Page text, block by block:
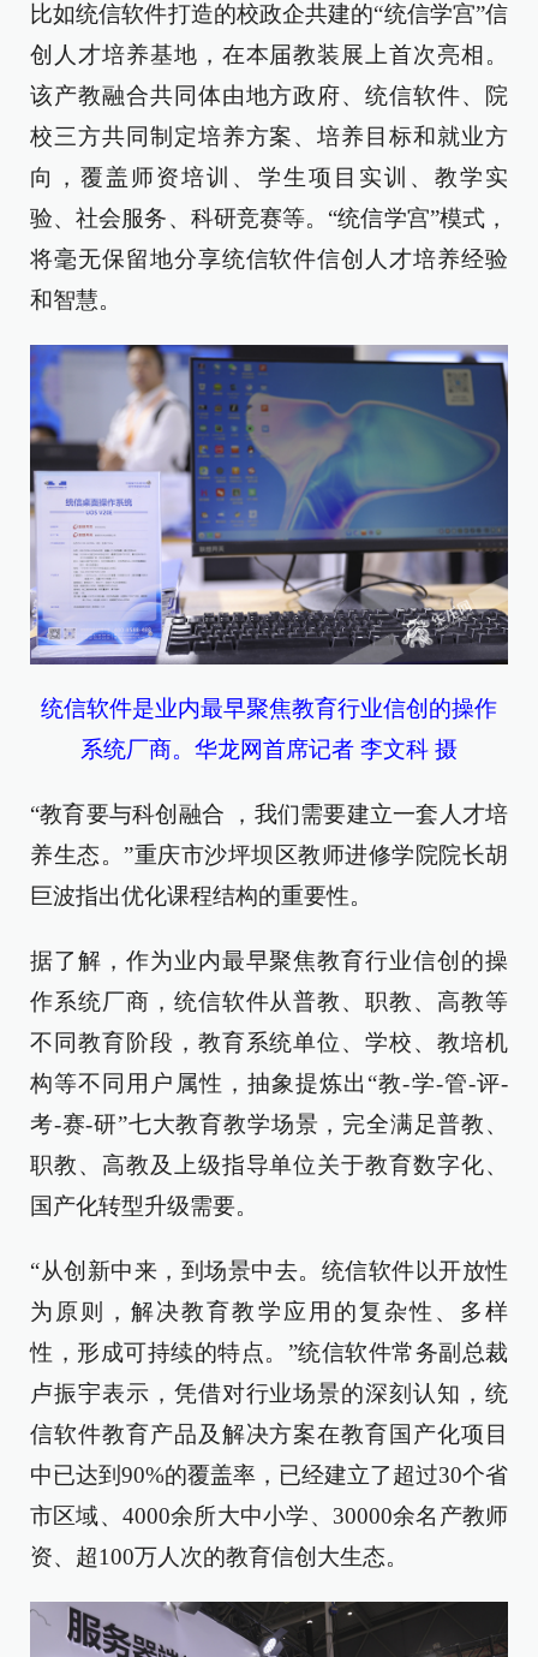
比如统信软件打造的校政企共建的“统信学宫”信
创人才培养基地，在本届教装展上首次亮相。
该产教融合共同体由地方政府、统信软件、院
校三方共同制定培养方案、培养目标和就业方
向，覆盖师资培训、学生项目实训、教学实
验、社会服务、科研竞赛等。“统信学宫”模式，
将毫无保留地分享统信软件信创人才培养经验
和智慧。
统信软件是业内最早聚焦教育行业信创的操作
系统厂商。华龙网首席记者 李文科 摄
“教育要与科创融合 ，我们需要建立一套人才培
养生态。”重庆市沙坪坝区教师进修学院院长胡
巨波指出优化课程结构的重要性。
据了解，作为业内最早聚焦教育行业信创的操
作系统厂商，统信软件从普教、职教、高教等
不同教育阶段，教育系统单位、学校、教培机
构等不同用户属性，抽象提炼出“教-学-管-评-
考-赛-研”七大教育教学场景，完全满足普教、
职教、高教及上级指导单位关于教育数字化、
国产化转型升级需要。
“从创新中来，到场景中去。统信软件以开放性
为原则，解决教育教学应用的复杂性、多样
性，形成可持续的特点。”统信软件常务副总裁
卢振宇表示，凭借对行业场景的深刻认知，统
信软件教育产品及解决方案在教育国产化项目
中已达到90%的覆盖率，已经建立了超过30个省
市区域、4000余所大中小学、30000余名产教师
资、超100万人次的教育信创大生态。